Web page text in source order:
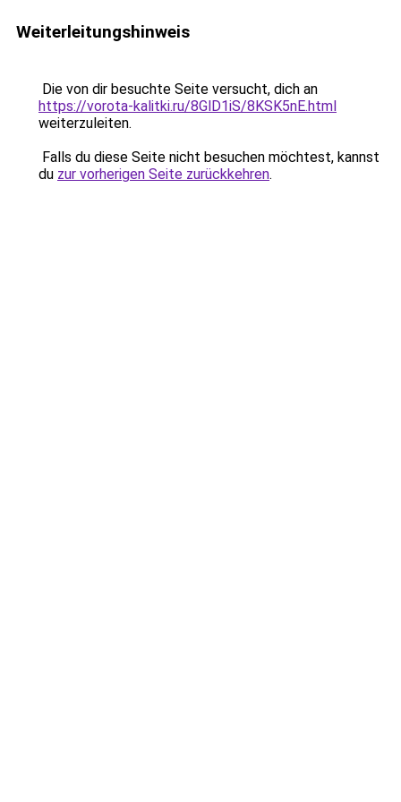
Weiterleitungshinweis
Die von dir besuchte Seite versucht, dich an
https://vorota-kalitki.ru/8GlD1iS/8KSK5nE.html
weiterzuleiten.
Falls du diese Seite nicht besuchen möchtest, kannst
du zur vorherigen Seite zurückkehren.